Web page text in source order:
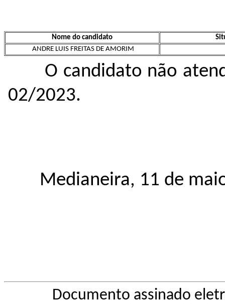
Nome do candidato
ANDRE LUIS FREITAS DE AMORIM
O candidato não
02/2023.
Medianeira, 11 de
Documento assinado